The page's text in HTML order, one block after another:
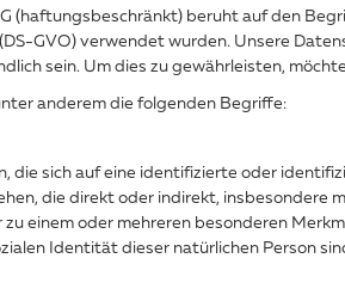
(haftungsbeschränkt) beruht auf den
GVO) verwendet wurden. Unsere
sein. Um dies zu gewährleisten,
anderem die folgenden Begriffe:
die sich auf eine identifizierte oder
die direkt oder indirekt, insbesondere
einem oder mehreren besonderen
Identität dieser natürlichen Person